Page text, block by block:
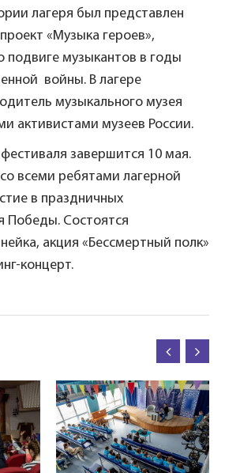
лагеря был представлен
«Музыка героев»,
подвиге музыкантов в годы
войны. В лагере
музыкального музея
активистами музеев России.
завершится 10 мая.
всеми ребятами лагерной
в праздничных
Победы. Состоятся
акция «Бессмертный полк»
концерт.